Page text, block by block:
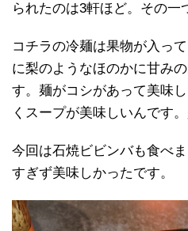
られたのは3軒ほど。その一
コチラの冷麺は果物が入っ
に梨のようなほのかに甘み
す。麺がコシがあって美味
くスープが美味しいんです
今回は石焼ビビンバも食べ
すぎず美味しかったです。